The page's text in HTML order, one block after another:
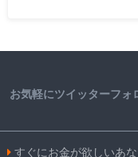
お気軽にツイッターフォ
すぐにお金が欲しいあ